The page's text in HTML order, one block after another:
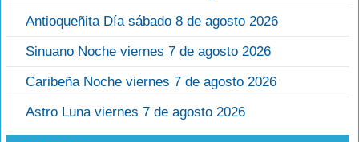
Antioqueñita Día sábado 8 de agosto 2026
Sinuano Noche viernes 7 de agosto 2026
Caribeña Noche viernes 7 de agosto 2026
Astro Luna viernes 7 de agosto 2026